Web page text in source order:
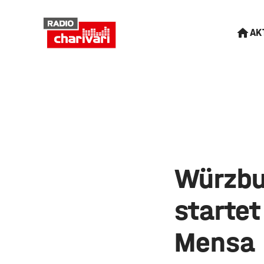
startet
Mensa